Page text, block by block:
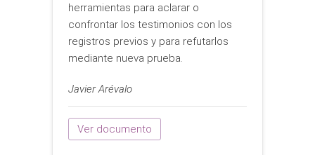
herramientas para aclarar o
confrontar los testimonios con los
registros previos y para refutarlos
mediante nueva prueba.
Javier Arévalo
Ver documento